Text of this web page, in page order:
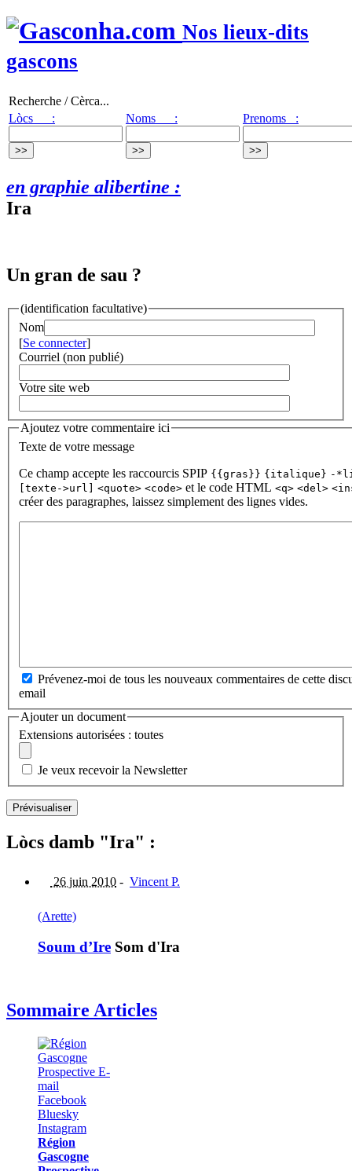
Nos lieux-dits
gascons
Recherche / Cèrca...
Lòcs :
Noms : Prenoms :
en graphie alibertine :
Ira
Un gran de sau ?
(identification facultative)
Nom
[Se connecter]
Courriel (non publié)
Votre site web
Ajoutez votre commentaire ici
Texte de votre message
Ce champ accepte les raccourcis SPIP {{gras}} {italique} -
[texte->url] <quote> <code> et le code HTML <q> <del>
créer des paragraphes, laissez simplement des lignes vides.
Prévenez-moi de tous les nouveaux commentaires de cette
email
Ajouter un document
Extensions autorisées : toutes
Je veux recevoir la Newsletter
Lòcs damb "Ira" :
26 juin 2010 - Vincent P.
(Arette)
Soum d’Ire Som d'Ira
Sommaire Articles
Région
Gascogne